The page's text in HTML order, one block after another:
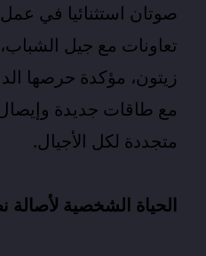
صوتان استثنائيا في
تعاونات مع جيل
زيتون، مؤكدة حرصها
مع طاقات جديدة
متجددة لكل الأجيال.​
الحياة الشخصية